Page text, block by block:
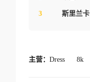
3 斯里兰卡
主营： Dress 8k